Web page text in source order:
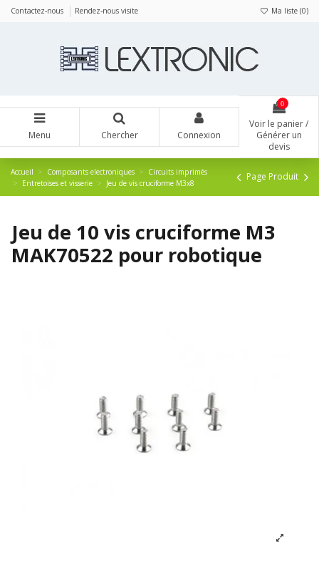
Contactez-nous Rendez-nous visite Ma liste (0)
Menu Chercher Connexion
0
Voir le panier /
Générer un
devis
Accueil Composants electroniques
Circuits imprimés
Entretoises et visserie
Jeu de vis cruciforme M3x8
Page Produit
Jeu de 10 vis cruciforme M3
MAK70522 pour robotique
Panneau de gestion des cookies